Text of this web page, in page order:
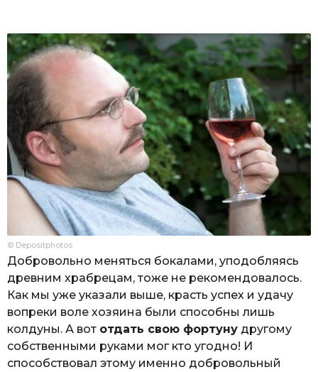
© Depositphotos
Добровольно меняться бокалами, уподобляясь
древним храбрецам, тоже не рекомендовалось.
Как мы уже указали выше, красть успех и удачу
вопреки воле хозяина были способны лишь
колдуны. А вот отдать свою фортуну другому
собственными руками мог кто угодно! И
способствовал этому именно добровольный